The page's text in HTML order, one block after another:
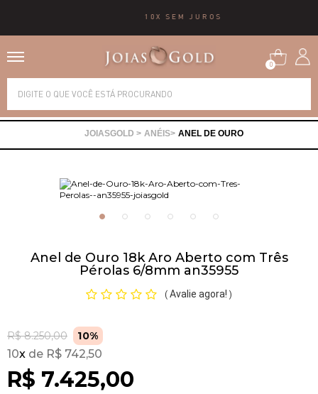
10X SEM JUROS
0
ANÉIS ANEL DE OURO
Anel de Ouro 18k Aro Aberto com Três
Pérolas 6/8mm an35955
( Avalie agora! )
R$ 8.250,00 10%
R$ 7.425,00
10x R$ 742,50
Alianças
Brincos
Gargantilhas
Pulseiras